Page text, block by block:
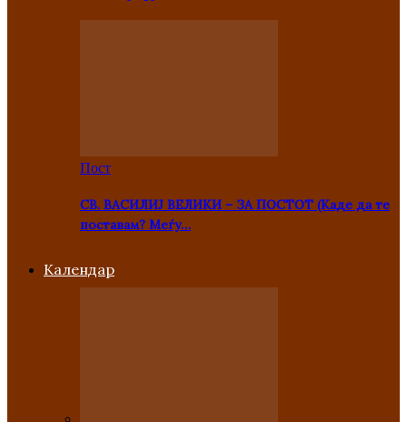
Пост
СВ. ВАСИЛИЈ ВЕЛИКИ – ЗА ПОСТОТ (Каде да те
поставам? Меѓу…
Kалендар